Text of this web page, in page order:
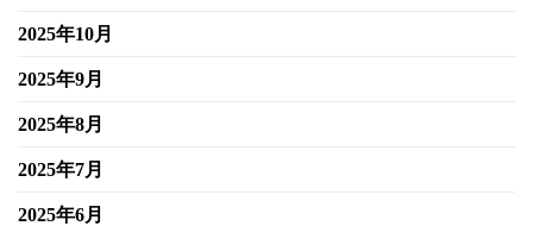
2025年10月
2025年9月
2025年8月
2025年7月
2025年6月